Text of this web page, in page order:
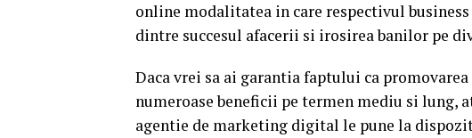
online modalitatea in care respectivul
dintre succesul afacerii si irosirea banilor pe
Daca vrei sa ai garantia faptului ca
numeroase beneficii pe termen mediu si lung,
agentie de marketing digital le pune la